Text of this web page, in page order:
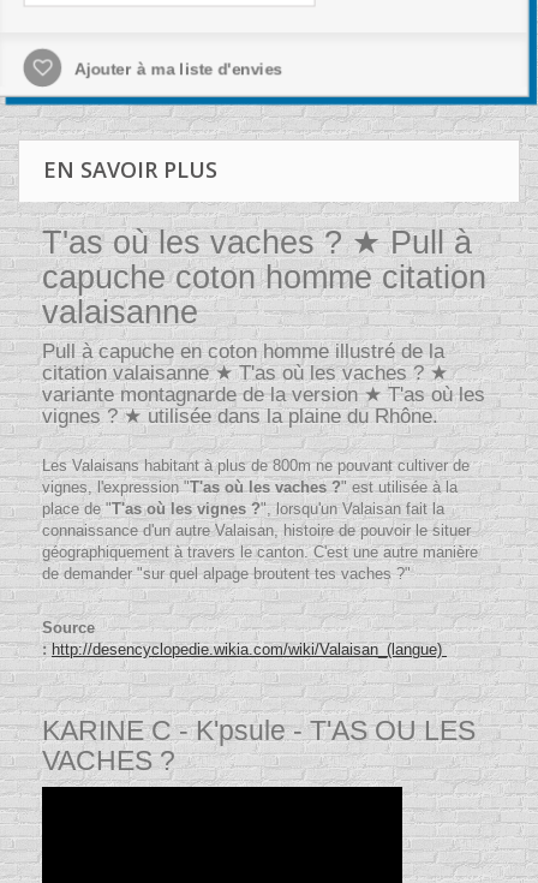
Ajouter à ma liste d'envies
EN SAVOIR PLUS
T'as où les vaches ? ★ Pull à
capuche coton homme citation
valaisanne
Pull à capuche en coton homme illustré de la
citation valaisanne ★ T'as où les vaches ? ★
variante montagnarde de la version ★ T'as où les
vignes ? ★ utilisée dans la plaine du Rhône.
Les Valaisans habitant à plus de 800m ne pouvant cultiver de
vignes, l'expression "T'as où les vaches ?" est utilisée à la
place de "T'as où les vignes ?", lorsqu'un Valaisan fait la
connaissance d'un autre Valaisan, histoire de pouvoir le situer
géographiquement à travers le canton. C'est une autre manière
de demander "sur quel alpage broutent tes vaches ?"
Source
: http://desencyclopedie.wikia.com/wiki/Valaisan_(langue)
KARINE C - K'psule - T'AS OU LES
VACHES ?